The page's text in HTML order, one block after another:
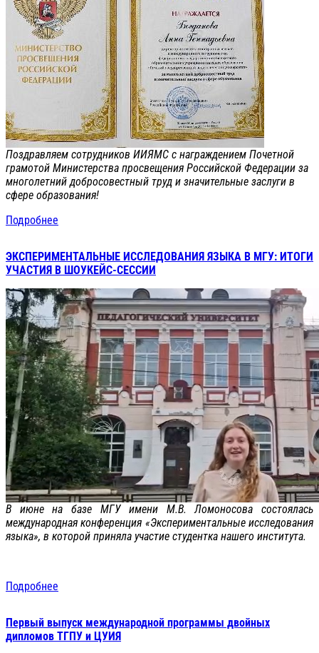
Поздравляем сотрудников ИИЯМС с награждением Почетной
грамотой Министерства просвещения Российской Федерации за
многолетний добросовестный труд и значительные заслуги в
сфере образования!
Подробнее
ЭКСПЕРИМЕНТАЛЬНЫЕ ИССЛЕДОВАНИЯ ЯЗЫКА В МГУ: ИТОГИ
УЧАСТИЯ В ШОУКЕЙС-СЕССИИ
В июне на базе МГУ имени М.В. Ломоносова состоялась
международная конференция «Экспериментальные исследования
языка», в которой приняла участие студентка нашего института.
Подробнее
Первый выпуск международной программы двойных
дипломов ТГПУ и ЦУИЯ